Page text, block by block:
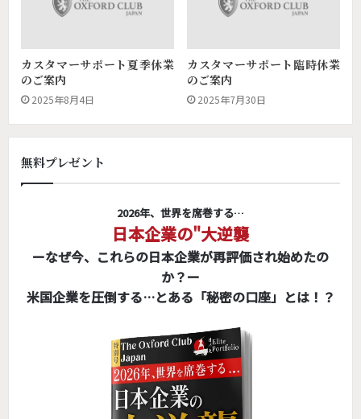
カスタマーサポート夏季休業
のご案内
2025年8月4日
カスタマーサポート臨時休業
のご案内
2025年7月30日
無料プレゼント
2026年、世界を席巻する…
日本企業の"大逆襲
ーなぜ今、これらの日本企業が再評価され始めたの
か？ー
米国企業を圧倒する…とある「秘密の口座」とは！？